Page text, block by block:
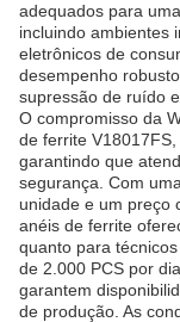
adequados para
incluindo ambientes
eletrônicos de
desempenho
supressão de ruído
O compromisso da
de ferrite
garantindo que
segurança. Com
unidade e um preço
anéis de ferrite
quanto para
de 2.000 PCS por
garantem
de produção. As